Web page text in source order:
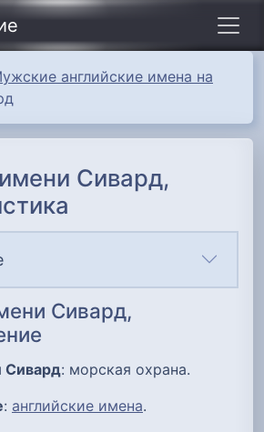
английские имена на
Сивард,
Сивард,
Сивард: морская охрана.
: английские имена.